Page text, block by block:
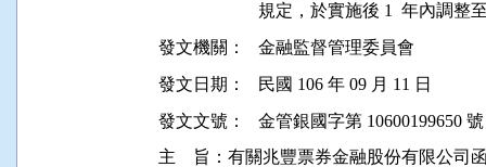
發文機關：
金融監督管理委員會
發文日期：
民國 106 年 09 月 11 日
發文文號：
金管銀國字第 10600199650
主    旨：有關兆豐票券金融股份有限公司